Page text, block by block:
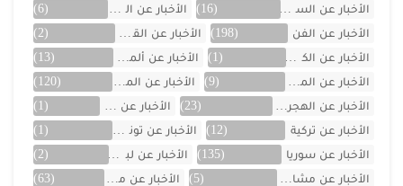
الأخبار عن السيارات
(16) الأخبار عن العراق
(6)
الأخبار عن الفن
(198) الأخبار عن القصص
(2)
الأخبار عن الكويت
(1) الأخبار عن ألمانيا
(13)
الأخبار عن المسلسلات
(9) الأخبار عن المشاهير
(120)
الأخبار عن الهجرة والسفر
(23) الأخبار عن اليمن
(1)
الأخبار عن تركية
(12) الأخبار عن تونس
(1)
الأخبار عن سوريا
(135) الأخبار عن لبنان
(2)
الأخبار عن مشاهر الهند
(5) الأخبار عن مصر
(63)